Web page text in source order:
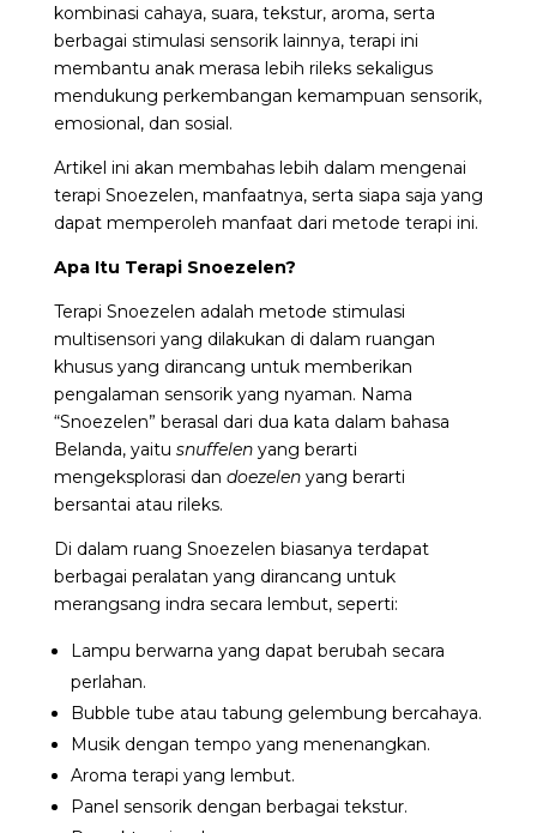
kombinasi cahaya, suara, tekstur, aroma, serta
berbagai stimulasi sensorik lainnya, terapi ini
membantu anak merasa lebih rileks sekaligus
mendukung perkembangan kemampuan sensorik,
emosional, dan sosial.
Artikel ini akan membahas lebih dalam mengenai
terapi Snoezelen, manfaatnya, serta siapa saja yang
dapat memperoleh manfaat dari metode terapi ini.
Apa Itu Terapi Snoezelen?
Terapi Snoezelen adalah metode stimulasi
multisensori yang dilakukan di dalam ruangan
khusus yang dirancang untuk memberikan
pengalaman sensorik yang nyaman. Nama
“Snoezelen” berasal dari dua kata dalam bahasa
Belanda, yaitu snuffelenyang berarti
mengeksplorasi dan doezelenyang berarti
bersantai atau rileks.
Di dalam ruang Snoezelen biasanya terdapat
berbagai peralatan yang dirancang untuk
merangsang indra secara lembut, seperti:
Lampu berwarna yang dapat berubah secara
perlahan.
Bubble tube atau tabung gelembung bercahaya.
Musik dengan tempo yang menenangkan.
Aroma terapi yang lembut.
Panel sensorik dengan berbagai tekstur.